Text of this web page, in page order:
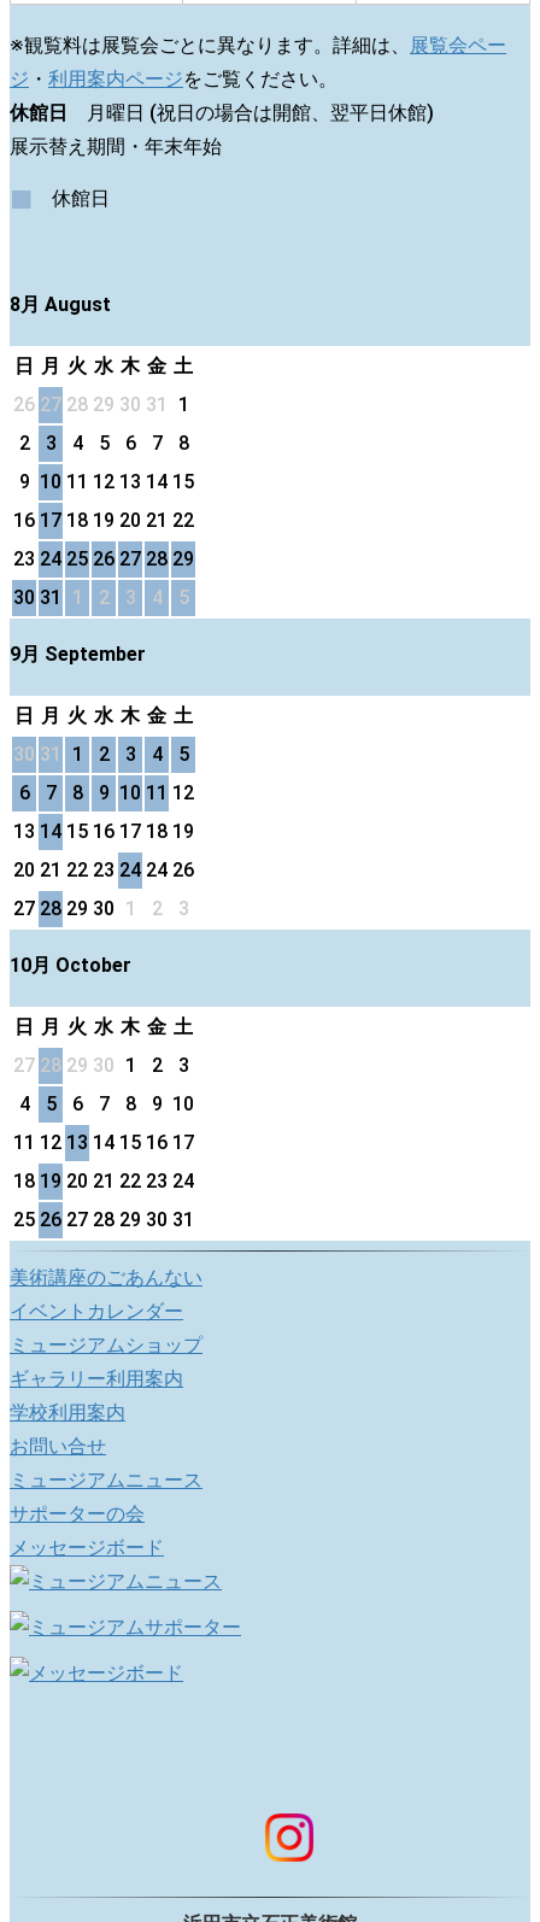
※観覧料は展覧会ごとに異なります。詳細は、
展覧会ペー
ジ ・ 利用案内ページをご覧ください。
休館日
月曜日 (祝日の場合は開館、翌平日休館)
展示替え期間・年末年始
■ 休館日
8月 August
日 月 火 水 木 金 土
26 27 28 29 30 31
1
2
3 4 5 6 7
8
9 10 11 12 13 14 15
16 17 18 19 20 21 22
23 24 25 26 27 28 29
30 31 1 2 3 4 5
9月 September
日 月 火 水 木 金 土
30 31 1 2 3 4
5
6
7 8 9 10 11 12
13 14 15 16 17 18 19
20 21 22 23 24 24 26
27 28 29 30 1 2 3
10月 October
日 月 火 水 木 金 土
27 28 29 30 1 2
3
4
5 6 7 8 9 10
11 12 13 14 15 16 17
18 19 20 21 22 23 24
25 26 27 28 29 30 31
美術講座のごあんない
イベントカレンダー
ミュージアムショップ
ギャラリー利用案内
学校利用案内
お問い合せ
ミュージアムニュース
サポーターの会
メッセージボード